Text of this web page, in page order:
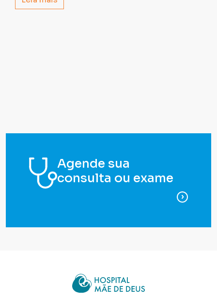
Agende sua
consulta ou exame
para